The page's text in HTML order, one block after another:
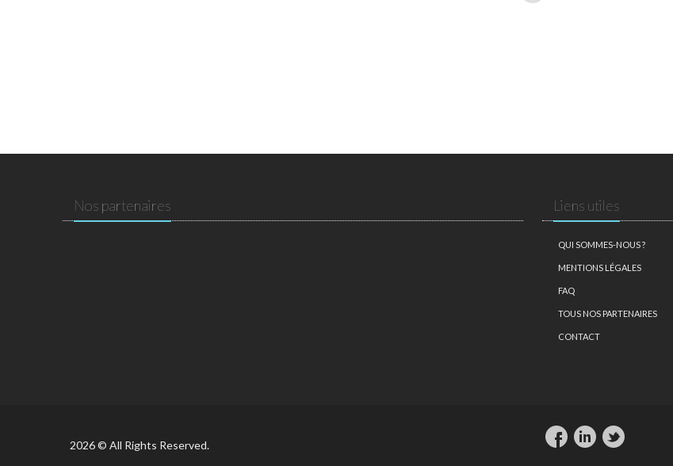
Nos partenaires Liens utiles
QUI SOMMES-NOUS ?
MENTIONS LÉGALES
FAQ
TOUS NOS PARTENAIRES
CONTACT
2026 © All Rights Reserved.